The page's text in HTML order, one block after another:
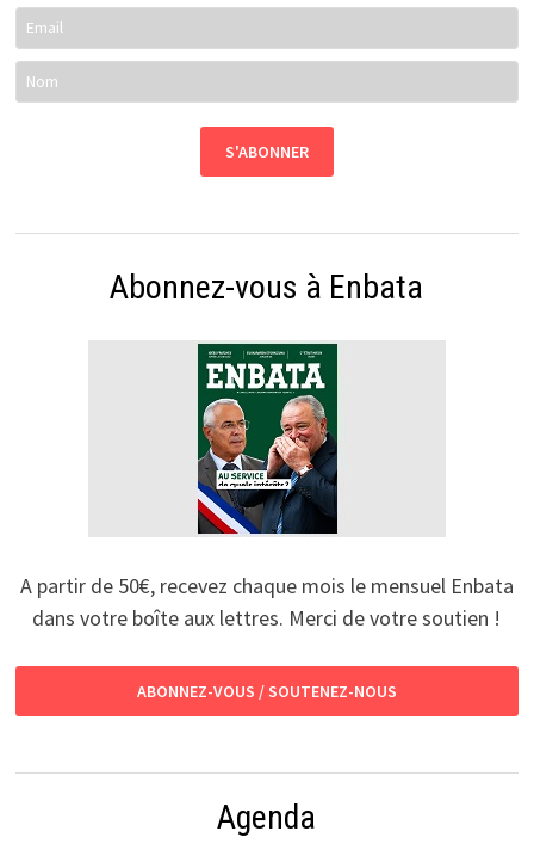
Abonnez-vous à Enbata
A partir de 50€, recevez chaque mois le mensuel Enbata
dans votre boîte aux lettres. Merci de votre soutien !
ABONNEZ-VOUS / SOUTENEZ-NOUS
Agenda